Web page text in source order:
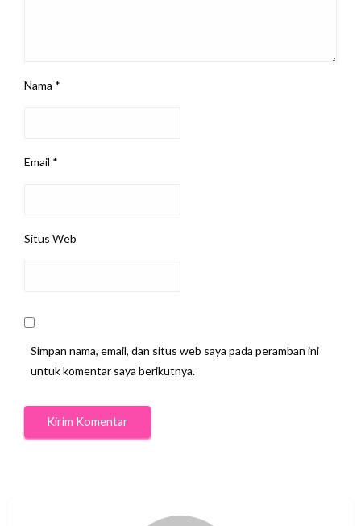
Nama *
Email *
Situs Web
Simpan nama, email, dan situs web saya pada peramban ini
untuk komentar saya berikutnya.